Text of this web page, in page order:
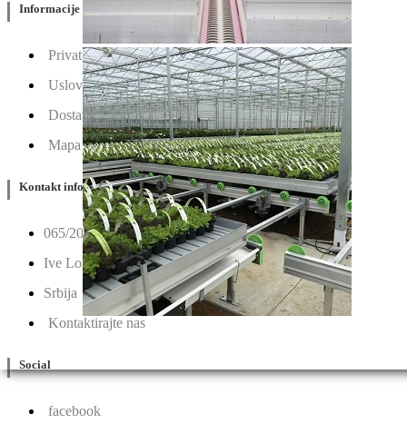
Informacije
Privatnost & Kolačići
Uslovi Korišćenja
Dostava & Povraćaj
Mapa
Kontakt info
065/202-52-02
Ive Lole Ribara 65, 22406 Irig
Srbija
Kontaktirajte nas
Social
facebook